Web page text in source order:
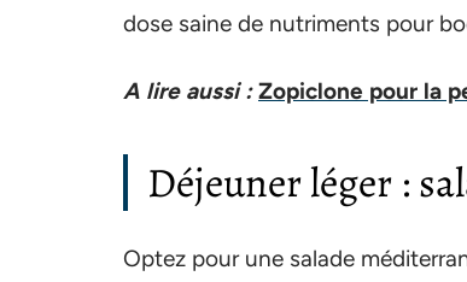
dose saine de nutriments pour
A lire aussi : Zopiclone pour la
Déjeuner léger :
Optez pour une salade